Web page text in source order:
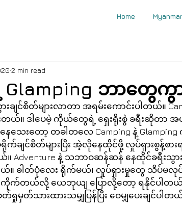
Home
Glamping ဘာတွေကွ
2 min read
းချင်စိတ်များလာတာ အရမ်းကောင်းပါတယ်။
ယ်။ ဒါပေမဲ့ ကိုယ်တွေရဲ့ ရှေးရိုးစွဲ ခရီးဆိုတာ
ေးတော့ တခါတလေ Camping နဲ့ Glamping
ချင်စိတ်များပြီး အဲ့လိုနေထိုင်ဖို့ လှုပ်ရှားစွန့်
Adventure နဲ့ သဘာဝဆန်ဆန် နေထိုင်ခရီ
ဓါတ်ပုံလေး ရိုက်မယ်၊ လှုပ်ရှားမှုတွေ သိပ်မလုပ်ရဘဲ
နဲ့ ကိုက်တယ်လို့ ယေဘုယျ ပြောလို့တော့ ရနိုင်ပါ
တ်သားထားသမျှပြန်ပြီး ဝေမျှပေးချင်ပါတ